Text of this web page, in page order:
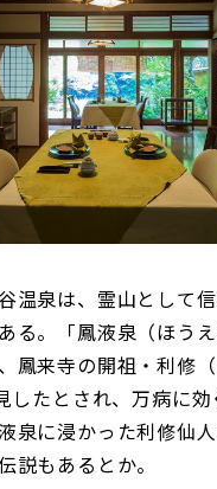
温泉は、霊山として
る。「鳳液泉（ほう
鳳来寺の開祖・利修
したとされ、万病に
泉に浸かった利修仙
説もあるとか。